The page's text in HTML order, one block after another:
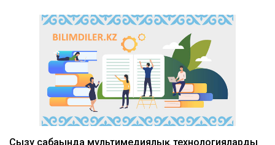
Сызу сабағында мультимедиялық технологияларды